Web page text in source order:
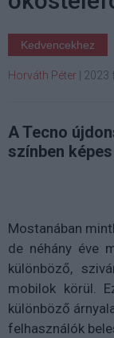
Kedvencekhez
Horváth Péter 2023
A Tecno
színben
Mostanában
de néhány éve
különböző,
mobilok körül.
különböző
felhasználók